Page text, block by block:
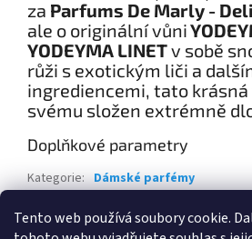
Tento web používá soubory cookie.
za Parfums De Marly -
ale o originální vůni
YODEYMA LINETv sobě
růži s exotickým liči a
ingrediencemi, tato krásná
svému složen extrémně
Doplňkové parametry
Kategorie: Dámské parfémy